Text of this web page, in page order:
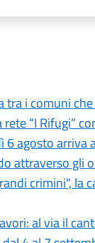
tra i comuni
“I Rifugi”
6 agosto
attraverso gli
crimini",
al via il